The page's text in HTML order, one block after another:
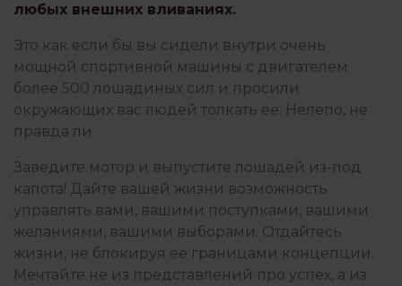
любых внешних вливаниях.
Это как если бы вы сидели внутри очень
мощной спортивной машины с двигателем
более 500 лошадиных сил и просили
окружающих вас людей толкать ее. Нелепо, не
правда ли
Заведите мотор и выпустите лошадей из-под
капота! Дайте вашей жизни возможность
управлять вами, вашими поступками, вашими
желаниями, вашими выборами. Отдайтесь
жизни, не блокируя ее границами концепции.
Мечтайте не из представлений про успех, а из